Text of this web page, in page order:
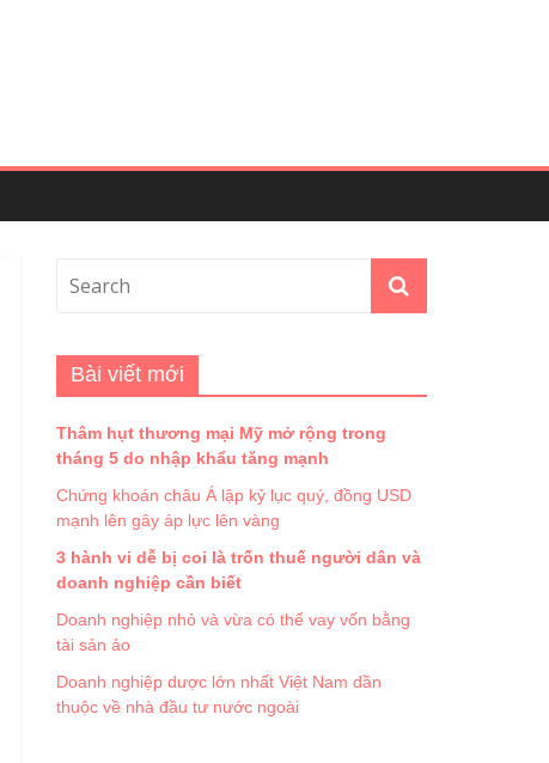
Bài viết mới
Thâm hụt thương mại Mỹ mở rộng trong
tháng 5 do nhập khẩu tăng mạnh
Chứng khoán châu Á lập kỷ lục quý, đồng USD
mạnh lên gây áp lực lên vàng
3 hành vi dễ bị coi là trốn thuế người dân và
doanh nghiệp cần biết
Doanh nghiệp nhỏ và vừa có thể vay vốn bằng
tài sản ảo
Doanh nghiệp dược lớn nhất Việt Nam dần
thuộc về nhà đầu tư nước ngoài